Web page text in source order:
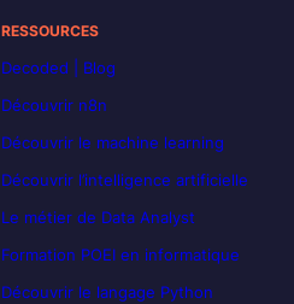
RESSOURCES
Decoded | Blog
Découvrir n8n
Découvrir le machine learning
Découvrir l’intelligence artificielle
Le métier de Data Analyst
Formation POEI en informatique
Découvrir le langage Python